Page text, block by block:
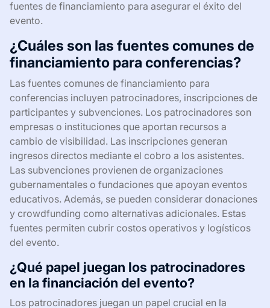
fuentes de financiamiento para asegurar el éxito del
evento.
¿Cuáles son las fuentes comunes de
financiamiento para conferencias?
Las fuentes comunes de financiamiento para
conferencias incluyen patrocinadores, inscripciones de
participantes y subvenciones. Los patrocinadores son
empresas o instituciones que aportan recursos a
cambio de visibilidad. Las inscripciones generan
ingresos directos mediante el cobro a los asistentes.
Las subvenciones provienen de organizaciones
gubernamentales o fundaciones que apoyan eventos
educativos. Además, se pueden considerar donaciones
y crowdfunding como alternativas adicionales. Estas
fuentes permiten cubrir costos operativos y logísticos
del evento.
¿Qué papel juegan los patrocinadores
en la financiación del evento?
Los patrocinadores juegan un papel crucial en la